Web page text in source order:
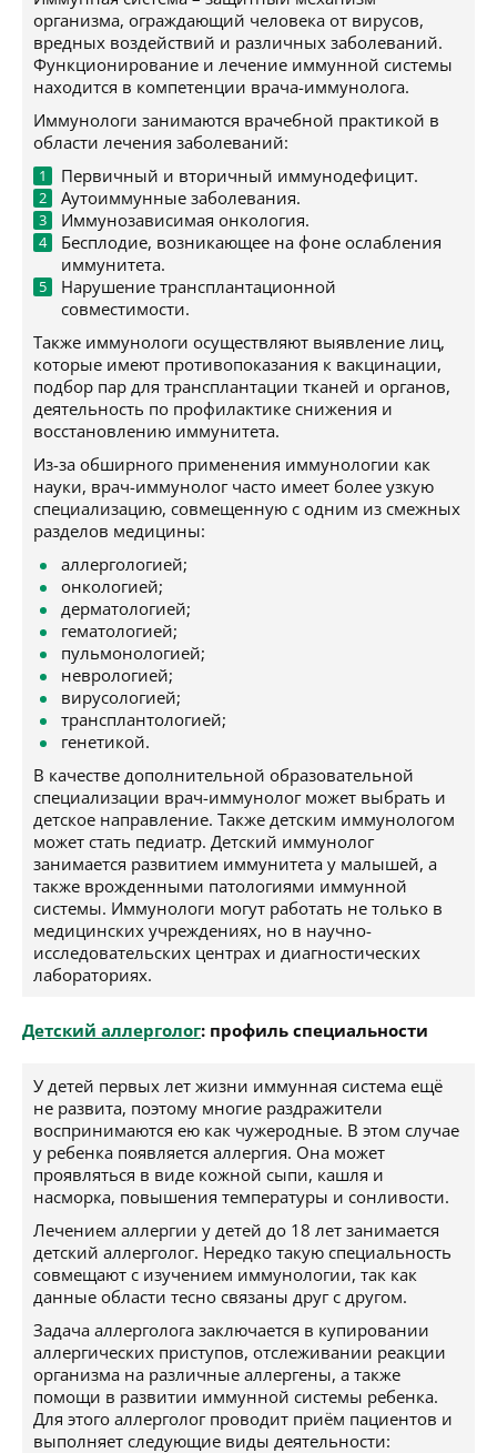
организма, ограждающий человека от вирусов,
вредных воздействий и различных заболеваний.
Функционирование и лечение иммунной системы
находится в компетенции врача-иммунолога.
Иммунологи занимаются врачебной практикой в
области лечения заболеваний:
Первичный и вторичный иммунодефицит.
Аутоиммунные заболевания.
Иммунозависимая онкология.
Бесплодие, возникающее на фоне ослабления
иммунитета.
Нарушение трансплантационной
совместимости.
Также иммунологи осуществляют выявление лиц,
которые имеют противопоказания к вакцинации,
подбор пар для трансплантации тканей и органов,
деятельность по профилактике снижения и
восстановлению иммунитета.
Из-за обширного применения иммунологии как
науки, врач-иммунолог часто имеет более узкую
специализацию, совмещенную с одним из смежных
разделов медицины:
аллергологией;
онкологией;
дерматологией;
гематологией;
пульмонологией;
неврологией;
вирусологией;
трансплантологией;
генетикой.
В качестве дополнительной образовательной
специализации врач-иммунолог может выбрать и
детское направление. Также детским иммунологом
может стать педиатр. Детский иммунолог
занимается развитием иммунитета у малышей, а
также врожденными патологиями иммунной
системы. Иммунологи могут работать не только в
медицинских учреждениях, но в научно-
исследовательских центрах и диагностических
лабораториях.
Детский аллерголог: профиль специальности
У детей первых лет жизни иммунная система ещё
не развита, поэтому многие раздражители
воспринимаются ею как чужеродные. В этом случае
у ребенка появляется аллергия. Она может
проявляться в виде кожной сыпи, кашля и
насморка, повышения температуры и сонливости.
Лечением аллергии у детей до 18 лет занимается
детский аллерголог. Нередко такую специальность
совмещают с изучением иммунологии, так как
данные области тесно связаны друг с другом.
Задача аллерголога заключается в купировании
аллергических приступов, отслеживании реакции
организма на различные аллергены, а также
помощи в развитии иммунной системы ребенка.
Для этого аллерголог проводит приём пациентов и
выполняет следующие виды деятельности: